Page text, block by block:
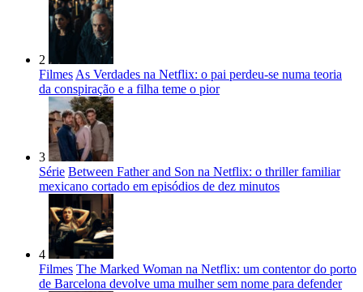
2
Filmes As Verdades na Netflix: o pai perdeu-se numa teoria
da conspiração e a filha teme o pior
3
Série Between Father and Son na Netflix: o thriller familiar
mexicano cortado em episódios de dez minutos
4
Filmes The Marked Woman na Netflix: um contentor do porto
de Barcelona devolve uma mulher sem nome para defender